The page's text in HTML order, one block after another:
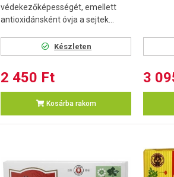
védekezőképességét, emellett
antioxidánsként óvja a sejtek...
Készleten
2 450 Ft
Kosárba rakom
3